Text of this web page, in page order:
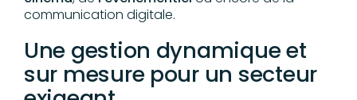
communication digitale.
Une gestion dynamique et
sur mesure pour un secteur